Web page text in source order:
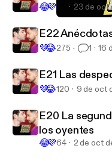
Erre que erre
😂💜 23 de oct
E22
💜😂275 1 16
E21 Las
💜😂120 9 de oct
E20 La
los oyentes
😂💜64 2 de oct